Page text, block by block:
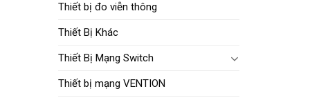
Thiết bị đo viễn thông
Thiết Bị Khác
Thiết Bị Mạng Switch
Thiết bị mạng VENTION